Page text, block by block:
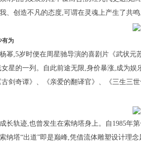
、创造不凡的态度,可谓在灵魂上产生了共鸣
有为
幂,5岁时便在周星驰导演的喜剧片《武状
星的一列。自此前途无限,身价暴涨,成为
剑奇谭》、《亲爱的翻译官》、《三生三
长轨迹,也曾发生在索纳塔身上。自1985年
纳塔“出道”即是巅峰,凭借流体雕塑设计理